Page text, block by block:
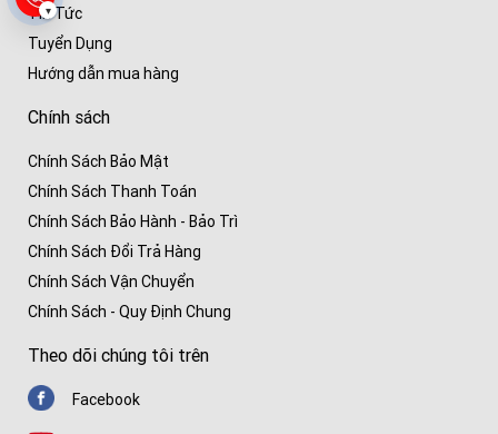
▾
Tin Tức
Tuyển Dụng
Hướng dẫn mua hàng
Chính sách
Chính Sách Bảo Mật
Chính Sách Thanh Toán
Chính Sách Bảo Hành - Bảo Trì
Chính Sách Đổi Trả Hàng
Chính Sách Vận Chuyển
Chính Sách - Quy Định Chung
Theo dõi chúng tôi trên
Facebook